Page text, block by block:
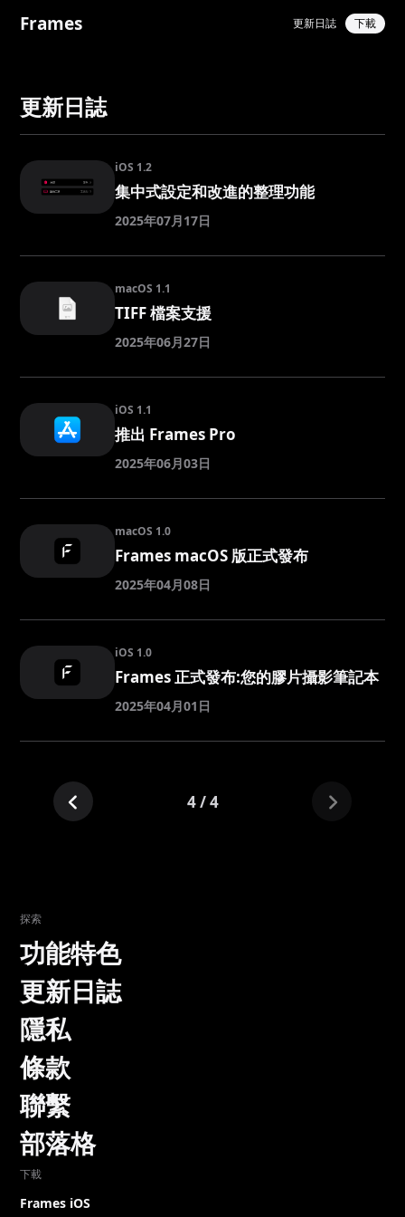
Frames 更新日誌 下載
更新日誌
iOS 1.2
集中式設定和改進的整理功能
2025年07月17日
macOS 1.1
TIFF 檔案支援
2025年06月27日
iOS 1.1
推出 Frames Pro
2025年06月03日
macOS 1.0
Frames macOS 版正式發布
2025年04月08日
iOS 1.0
Frames 正式發布:您的膠片攝影筆記本
2025年04月01日
4 / 4
探索
功能特色
更新日誌
隱私
條款
聯繫
部落格
下載
Frames iOS